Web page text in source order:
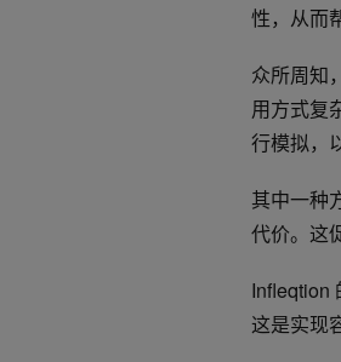
性，从而
众所周知
用方式复
行模拟，
其中一种
代价。这
Infleqtion
这是实现